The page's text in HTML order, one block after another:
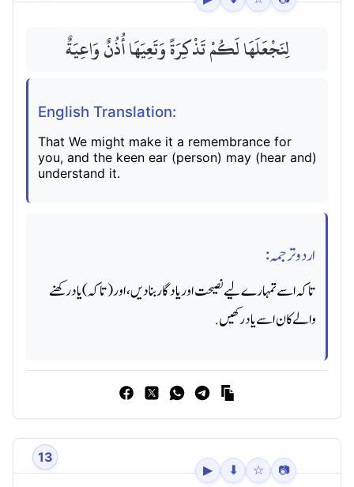
لِنَجْعَلَهَا لَكُمْ تَذْكِرَةً وَتَعِيَهَا أُذُنٌ وَاعِيَةٌ
English Translation:
That We might make it a remembrance for
you, and the keen ear (person) may (hear and)
understand it.
اردو ترجمہ:
تاکہ اسے تمہارے لیے نصیحت اور یادگار بنادیں ، اور (تاکہ) یاد رکھنے
والے کان اسے یاد رکھیں.
13
▶ ⬇ ☆ 📷